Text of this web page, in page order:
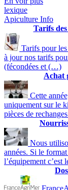
lexique
Apiculture Info
Tarifs
Tarifs pour
à jour nos tarifs
(fécondées et (…)
Achat
Cette
uniquement sur le
pièces de
Nous
années. Si le
l’équipement